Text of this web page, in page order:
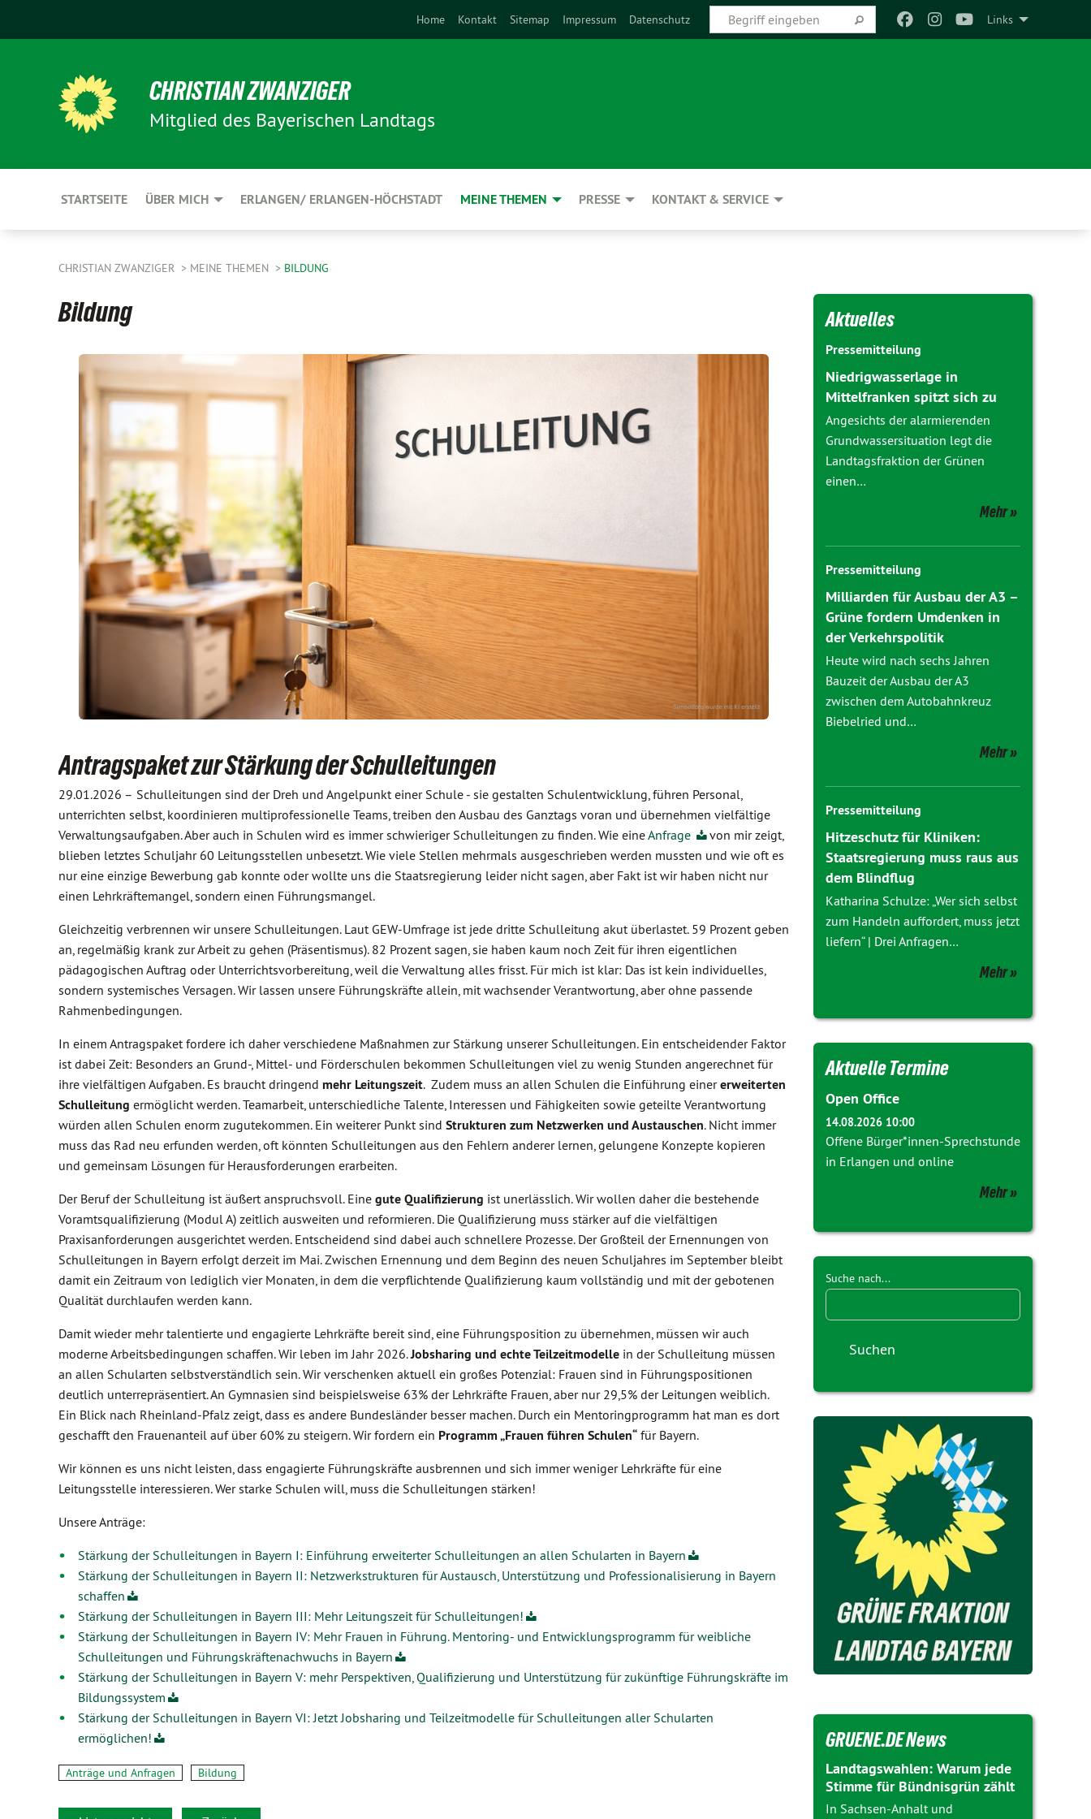
Links
Home Kontakt Sitemap Impressum Datenschutz
CHRISTIAN ZWANZIGER
Mitglied des Bayerischen Landtags
STARTSEITE ÜBER MICH ERLANGEN/ ERLANGEN-HÖCHSTADT MEINE THEMEN PRESSE KONTAKT & SERVICE
CHRISTIAN ZWANZIGER MEINE THEMEN BILDUNG
Bildung
Antragspaket zur Stärkung der Schulleitungen
29.01.2026 – Schulleitungen sind der Dreh und Angelpunkt einer Schule - sie gestalten Schulentwicklung, führen Personal,
unterrichten selbst, koordinieren multiprofessionelle Teams, treiben den Ausbau des Ganztags voran und übernehmen vielfältige
Verwaltungsaufgaben. Aber auch in Schulen wird es immer schwieriger Schulleitungen zu finden. Wie eineAnfrage
von mir zeigt,
blieben letztes Schuljahr 60 Leitungsstellen unbesetzt. Wie viele Stellen mehrmals ausgeschrieben werden mussten und wie oft es
nur eine einzige Bewerbung gab konnte oder wollte uns die Staatsregierung leider nicht sagen, aber Fakt ist wir haben nicht nur
einen Lehrkräftemangel, sondern einen Führungsmangel.
Gleichzeitig verbrennen wir unsere Schulleitungen. Laut GEW-Umfrage ist jede dritte Schulleitung akut überlastet. 59 Prozent geben
an, regelmäßig krank zur Arbeit zu gehen (Präsentismus). 82 Prozent sagen, sie haben kaum noch Zeit für ihren eigentlichen
pädagogischen Auftrag oder Unterrichtsvorbereitung, weil die Verwaltung alles frisst. Für mich ist klar: Das ist kein individuelles,
sondern systemisches Versagen. Wir lassen unsere Führungskräfte allein, mit wachsender Verantwortung, aber ohne passende
Rahmenbedingungen.
In einem Antragspaket fordere ich daher verschiedene Maßnahmen zur Stärkung unserer Schulleitungen. Ein entscheidender Faktor
ist dabei Zeit: Besonders an Grund-, Mittel- und Förderschulen bekommen Schulleitungen viel zu wenig Stunden angerechnet für
ihre vielfältigen Aufgaben. Es braucht dringend mehr Leitungszeit. Zudem muss an allen Schulen die Einführung einererweiterten
Schulleitung ermöglicht werden. Teamarbeit, unterschiedliche Talente, Interessen und Fähigkeiten sowie geteilte Verantwortung
würden allen Schulen enorm zugutekommen. Ein weiterer Punkt sind Strukturen zum Netzwerken und Austauschen. Nicht immer
muss das Rad neu erfunden werden, oft könnten Schulleitungen aus den Fehlern anderer lernen, gelungene Konzepte kopieren
und gemeinsam Lösungen für Herausforderungen erarbeiten.
Der Beruf der Schulleitung ist äußert anspruchsvoll. Eine gute Qualifizierung ist unerlässlich. Wir wollen daher die bestehende
Voramtsqualifizierung (Modul A) zeitlich ausweiten und reformieren. Die Qualifizierung muss stärker auf die vielfältigen
Praxisanforderungen ausgerichtet werden. Entscheidend sind dabei auch schnellere Prozesse. Der Großteil der Ernennungen von
Schulleitungen in Bayern erfolgt derzeit im Mai. Zwischen Ernennung und dem Beginn des neuen Schuljahres im September bleibt
damit ein Zeitraum von lediglich vier Monaten, in dem die verpflichtende Qualifizierung kaum vollständig und mit der gebotenen
Qualität durchlaufen werden kann.
Damit wieder mehr talentierte und engagierte Lehrkräfte bereit sind, eine Führungsposition zu übernehmen, müssen wir auch
moderne Arbeitsbedingungen schaffen. Wir leben im Jahr 2026.Jobsharing und echte Teilzeitmodelle in der Schulleitung müssen
an allen Schularten selbstverständlich sein. Wir verschenken aktuell ein großes Potenzial: Frauen sind in Führungspositionen
deutlich unterrepräsentiert. An Gymnasien sind beispielsweise 63% der Lehrkräfte Frauen, aber nur 29,5% der Leitungen weiblich.
Ein Blick nach Rheinland-Pfalz zeigt, dass es andere Bundesländer besser machen. Durch ein Mentoringprogramm hat man es dort
geschafft den Frauenanteil auf über 60% zu steigern. Wir fordern ein Programm „Frauen führen Schulen“ für Bayern.
Wir können es uns nicht leisten, dass engagierte Führungskräfte ausbrennen und sich immer weniger Lehrkräfte für eine
Leitungsstelle interessieren. Wer starke Schulen will, muss die Schulleitungen stärken!
Unsere Anträge:
Stärkung der Schulleitungen in Bayern I: Einführung erweiterter Schulleitungen an allen Schularten in Bayern
Stärkung der Schulleitungen in Bayern II: Netzwerkstrukturen für Austausch, Unterstützung und Professionalisierung in Bayern
schaffen
Stärkung der Schulleitungen in Bayern III: Mehr Leitungszeit für Schulleitungen!
Stärkung der Schulleitungen in Bayern IV: Mehr Frauen in Führung. Mentoring- und Entwicklungsprogramm für weibliche
Schulleitungen und Führungskräftenachwuchs in Bayern
Stärkung der Schulleitungen in Bayern V: mehr Perspektiven, Qualifizierung und Unterstützung für zukünftige Führungskräfte im
Bildungssystem
Stärkung der Schulleitungen in Bayern VI: Jetzt Jobsharing und Teilzeitmodelle für Schulleitungen aller Schularten
ermöglichen!
Anträge und Anfragen Bildung
Aktuelles
Pressemitteilung
Niedrigwasserlage in
Mittelfranken spitzt sich zu
Angesichts der alarmierenden
Grundwassersituation legt die
Landtagsfraktion der Grünen
einen…
Mehr
Pressemitteilung
Milliarden für Ausbau der A3 –
Grüne fordern Umdenken in
der Verkehrspolitik
Heute wird nach sechs Jahren
Bauzeit der Ausbau der A3
zwischen dem Autobahnkreuz
Biebelried und…
Mehr
Pressemitteilung
Hitzeschutz für Kliniken:
Staatsregierung muss raus aus
dem Blindflug
Katharina Schulze: „Wer sich selbst
zum Handeln auffordert, muss jetzt
liefern“ | Drei Anfragen…
Mehr
Aktuelle Termine
Open Office
14.08.2026 10:00
Offene Bürger*innen-Sprechstunde
in Erlangen und online
Mehr
Suche nach...
GRUENE.DE News
Landtagswahlen: Warum jede
Stimme für Bündnisgrün zählt
In Sachsen-Anhalt und